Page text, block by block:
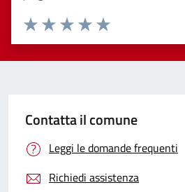
Valuta 5 stelle su 5
Valuta 4 stelle su 5
Valuta 3 stelle su 5
Valuta 2 stelle su 5
Valuta 1 stelle su 5
Contatta il comune
Leggi le domande frequenti
Richiedi assistenza